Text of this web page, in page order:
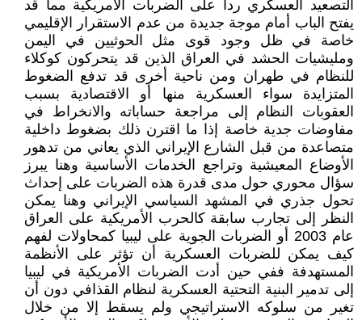
التصعيد العسكري ردا على الضربات الأمريكية مما قد
يفتح الباب أمام موجة جديدة من عدم الاستقرار الإقليمي
خاصة في ظل وجود قوى مثل الحوثيين في اليمن
ومليشيات الحشد في العراق الذين قد يتحركون كوكلاء
للنظام في طهران ومن ناحية أخرى قد تدفع الضغوط
المتزايدة سواء العسكرية منها أو الاقتصادية بسبب
العقوبات النظام إلى مراجعة حساباته والانخراط في
مفاوضات جدية خاصة إذا ما اقترن ذلك بضغوط داخلية
متصاعدة من قبل الشارع الإيراني الذي يعاني من تدهور
الأوضاع المعيشية وتراجع الخدمات الأساسية وهنا يبرز
سؤال محوري حول مدى قدرة هذه الضربات على إحداث
تحول جذري في المشهد السياسي الإيراني وهنا يمكن
النظر إلى تجارب سابقة كالحرب الأمريكية على العراق
عام 2003 أو الضربات الجوية على ليبيا كمحاولات لفهم
كيف يمكن للضربات العسكرية أن تؤثر على الأنظمة
المستهدفة ففي حين أدت الضربات الأمريكية في ليبيا
إلى تدمير البنية التحتية العسكرية لنظام القذافي دون أن
تغير من سلوكه الاستراتيجي ولم يسقط إلا من خلال